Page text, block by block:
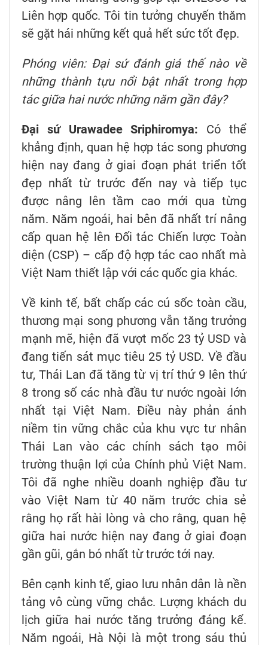
Liên hợp quốc. Tôi tin tưởng chuyến thăm
sẽ gặt hái những kết quả hết sức tốt đẹp.
Phóng viên: Đại sứ đánh giá thế nào về
những thành tựu nổi bật nhất trong hợp
tác giữa hai nước những năm gần đây?
Đại sứ Urawadee Sriphiromya: Có thể
khẳng định, quan hệ hợp tác song phương
hiện nay đang ở giai đoạn phát triển tốt
đẹp nhất từ trước đến nay và tiếp tục
được nâng lên tầm cao mới qua từng
năm. Năm ngoái, hai bên đã nhất trí nâng
cấp quan hệ lên Đối tác Chiến lược Toàn
diện (CSP) – cấp độ hợp tác cao nhất mà
Việt Nam thiết lập với các quốc gia khác.
Về kinh tế, bất chấp các cú sốc toàn cầu,
thương mại song phương vẫn tăng trưởng
mạnh mẽ, hiện đã vượt mốc 23 tỷ USD và
đang tiến sát mục tiêu 25 tỷ USD. Về đầu
tư, Thái Lan đã tăng từ vị trí thứ 9 lên thứ
8 trong số các nhà đầu tư nước ngoài lớn
nhất tại Việt Nam. Điều này phản ánh
niềm tin vững chắc của khu vực tư nhân
Thái Lan vào các chính sách tạo môi
trường thuận lợi của Chính phủ Việt Nam.
Tôi đã nghe nhiều doanh nghiệp đầu tư
vào Việt Nam từ 40 năm trước chia sẻ
rằng họ rất hài lòng và cho rằng, quan hệ
giữa hai nước hiện nay đang ở giai đoạn
gần gũi, gắn bó nhất từ trước tới nay.
Bên cạnh kinh tế, giao lưu nhân dân là nền
tảng vô cùng vững chắc. Lượng khách du
lịch giữa hai nước tăng trưởng đáng kể.
Năm ngoái, Hà Nội là một trong sáu thủ